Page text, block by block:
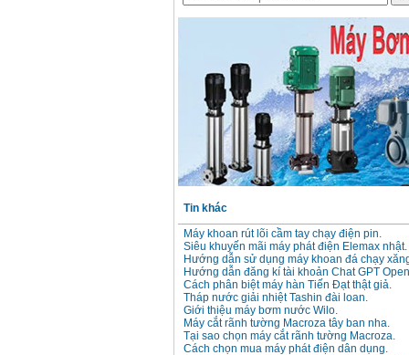
Tin khác
Máy khoan rút lõi cầm tay chạy điện pin.
Siêu khuyến mãi máy phát điện Elemax nhật.
Hướng dẫn sử dụng máy khoan đá chạy
Hướng dẫn đăng kí tài khoản Chat GPT
Cách phân biệt máy hàn Tiến Đạt thật giả.
Tháp nước giải nhiệt Tashin đài loan.
Giới thiệu máy bơm nước Wilo.
Máy cắt rãnh tường Macroza tây ban nha.
Tại sao chọn máy cắt rãnh tường Macroza.
Cách chọn mua máy phát điện dân dụng.